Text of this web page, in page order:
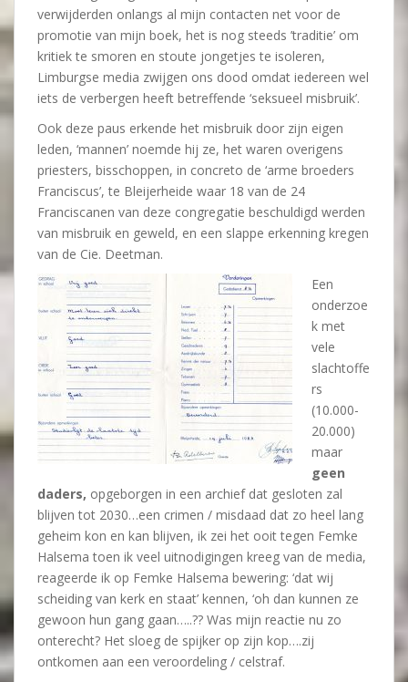
verwijderden onlangs al mijn contacten net voor de
promotie van mijn boek, het is nog steeds ’traditie’ om
kritiek te smoren en stoute jongetjes te isoleren,
Limburgse media zwijgen ons dood omdat iedereen wel
iets de verbergen heeft betreffende ‘seksueel misbruik’.
Ook deze paus erkende het misbruik door zijn eigen
leden, ‘mannen’ noemde hij ze, het waren overigens
priesters, bisschoppen, in concreto de ‘arme broeders
Franciscus’, te Bleijerheide waar 18 van de 24
Franciscanen van deze congregatie beschuldigd werden
van misbruik en geweld, en een slappe erkenning kregen
van de Cie. Deetman.
Een
onderzoe
k met
vele
slachtoffe
rs
(10.000-
20.000)
maar
geen
daders, opgeborgen in een archief dat gesloten zal
blijven tot 2030…een crimen / misdaad dat zo heel lang
geheim kon en kan blijven, ik zei het ooit tegen Femke
Halsema toen ik veel uitnodigingen kreeg van de media,
reageerde ik op Femke Halsema bewering: ‘dat wij
scheiding van kerk en staat’ kennen, ‘oh dan kunnen ze
gewoon hun gang gaan…..?? Was mijn reactie nu zo
onterecht? Het sloeg de spijker op zijn kop….zij
ontkomen aan een veroordeling / celstraf.